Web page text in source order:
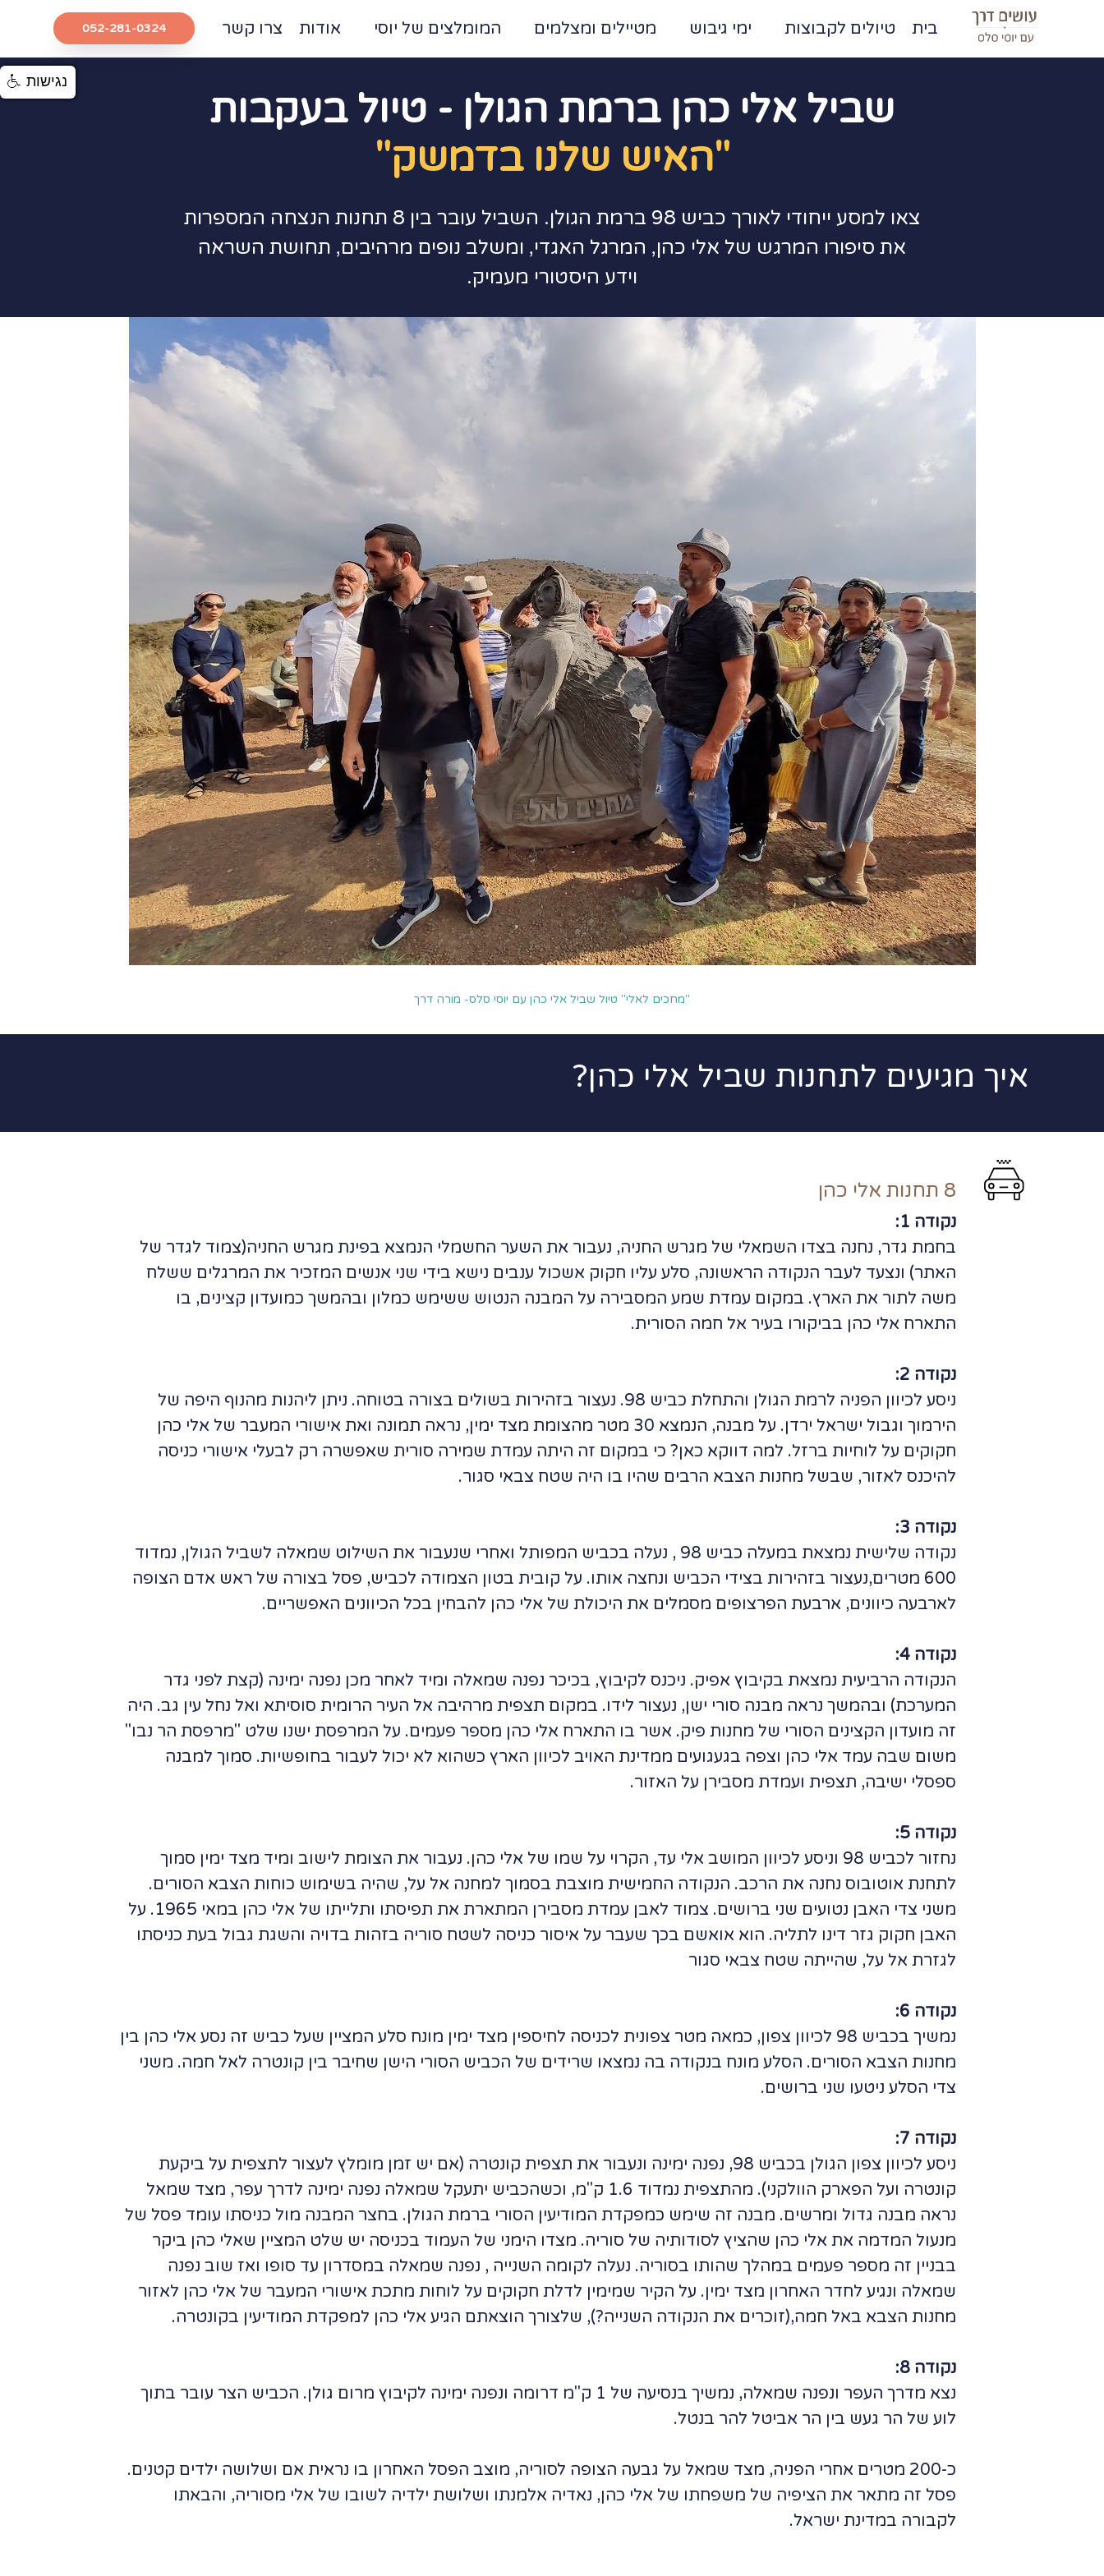
בית טיולים לקבוצות ימי גיבוש מטיילים ומצלמים המומלצים של יוסי אודות צרו קשר 052-281-0324
שביל אלי כהן ברמת הגולן - טיול בעקבות
"האיש שלנו בדמשק"
צאו למסע ייחודי לאורך כביש 98 ברמת הגולן. השביל עובר בין 8 תחנות הנצחה המספרות
את סיפורו המרגש של אלי כהן, המרגל האגדי, ומשלב נופים מרהיבים, תחושת השראה
וידע היסטורי מעמיק.
"מחכים לאלי" טיול שביל אלי כהן עם יוסי סלס- מורה דרך
איך מגיעים לתחנות שביל אלי כהן?
8 תחנות אלי כהן
נקודה 1:
בחמת גדר, נחנה בצדו השמאלי של מגרש החניה, נעבור את השער החשמלי הנמצא בפינת מגרש החניה(צמוד לגדר של
האתר) ונצעד לעבר הנקודה הראשונה, סלע עליו חקוק אשכול ענבים נישא בידי שני אנשים המזכיר את המרגלים ששלח
משה לתור את הארץ. במקום עמדת שמע המסבירה על המבנה הנטוש ששימש כמלון ובהמשך כמועדון קצינים, בו
התארח אלי כהן בביקורו בעיר אל חמה הסורית.
נקודה 2:
ניסע לכיוון הפניה לרמת הגולן והתחלת כביש 98. נעצור בזהירות בשולים בצורה בטוחה. ניתן ליהנות מהנוף היפה של
הירמוך וגבול ישראל ירדן. על מבנה, הנמצא 30 מטר מהצומת מצד ימין, נראה תמונה ואת אישורי המעבר של אלי כהן
חקוקים על לוחיות ברזל. למה דווקא כאן? כי במקום זה היתה עמדת שמירה סורית שאפשרה רק לבעלי אישורי כניסה
להיכנס לאזור, שבשל מחנות הצבא הרבים שהיו בו היה שטח צבאי סגור.
נקודה 3:
נקודה שלישית נמצאת במעלה כביש 98 , נעלה בכביש המפותל ואחרי שנעבור את השילוט שמאלה לשביל הגולן, נמדוד
600 מטרים,נעצור בזהירות בצידי הכביש ונחצה אותו. על קובית בטון הצמודה לכביש, פסל בצורה של ראש אדם הצופה
לארבעה כיוונים, ארבעת הפרצופים מסמלים את היכולת של אלי כהן להבחין בכל הכיוונים האפשריים.
נקודה 4:
הנקודה הרביעית נמצאת בקיבוץ אפיק. ניכנס לקיבוץ, בכיכר נפנה שמאלה ומיד לאחר מכן נפנה ימינה (קצת לפני גדר
המערכת) ובהמשך נראה מבנה סורי ישן, נעצור לידו. במקום תצפית מרהיבה אל העיר הרומית סוסיתא ואל נחל עין גב. היה
זה מועדון הקצינים הסורי של מחנות פיק. אשר בו התארח אלי כהן מספר פעמים. על המרפסת ישנו שלט "מרפסת הר נבו"
משום שבה עמד אלי כהן וצפה בגעגועים ממדינת האויב לכיוון הארץ כשהוא לא יכול לעבור בחופשיות. סמוך למבנה
ספסלי ישיבה, תצפית ועמדת מסבירן על האזור.
נקודה 5:
נחזור לכביש 98 וניסע לכיוון המושב אלי עד, הקרוי על שמו של אלי כהן. נעבור את הצומת לישוב ומיד מצד ימין סמוך
לתחנת אוטובוס נחנה את הרכב. הנקודה החמישית מוצבת בסמוך למחנה אל על, שהיה בשימוש כוחות הצבא הסורים.
משני צדי האבן נטועים שני ברושים. צמוד לאבן עמדת מסבירן המתארת את תפיסתו ותלייתו של אלי כהן במאי 1965. על
האבן חקוק גזר דינו לתליה. הוא אואשם בכך שעבר על איסור כניסה לשטח סוריה בזהות בדויה והשגת גבול בעת כניסתו
לגזרת אל על, שהייתה שטח צבאי סגור
נקודה 6:
נמשיך בכביש 98 לכיוון צפון, כמאה מטר צפונית לכניסה לחיספין מצד ימין מונח סלע המציין שעל כביש זה נסע אלי כהן בין
מחנות הצבא הסורים. הסלע מונח בנקודה בה נמצאו שרידים של הכביש הסורי הישן שחיבר בין קונטרה לאל חמה. משני
צדי הסלע ניטעו שני ברושים.
נקודה 7:
ניסע לכיוון צפון הגולן בכביש 98, נפנה ימינה ונעבור את תצפית קונטרה (אם יש זמן מומלץ לעצור לתצפית על ביקעת
קונטרה ועל הפארק הוולקני). מהתצפית נמדוד 1.6 ק"מ, וכשהכביש יתעקל שמאלה נפנה ימינה לדרך עפר, מצד שמאל
נראה מבנה גדול ומרשים. מבנה זה שימש כמפקדת המודיעין הסורי ברמת הגולן. בחצר המבנה מול כניסתו עומד פסל של
מנעול המדמה את אלי כהן שהציץ לסודותיה של סוריה. מצדו הימני של העמוד בכניסה יש שלט המציין שאלי כהן ביקר
בבניין זה מספר פעמים במהלך שהותו בסוריה. נעלה לקומה השנייה , נפנה שמאלה במסדרון עד סופו ואז שוב נפנה
שמאלה ונגיע לחדר האחרון מצד ימין. על הקיר שמימין לדלת חקוקים על לוחות מתכת אישורי המעבר של אלי כהן לאזור
מחנות הצבא באל חמה,(זוכרים את הנקודה השנייה?), שלצורך הוצאתם הגיע אלי כהן למפקדת המודיעין בקונטרה.
נקודה 8:
נצא מדרך העפר ונפנה שמאלה, נמשיך בנסיעה של 1 ק"מ דרומה ונפנה ימינה לקיבוץ מרום גולן. הכביש הצר עובר בתוך
לוע של הר געש בין הר אביטל להר בנטל.
כ-200 מטרים אחרי הפניה, מצד שמאל על גבעה הצופה לסוריה, מוצב הפסל האחרון בו נראית אם ושלושה ילדים קטנים.
פסל זה מתאר את הציפיה של משפחתו של אלי כהן, נאדיה אלמנתו ושלושת ילדיה לשובו של אלי מסוריה, והבאתו
לקבורה במדינת ישראל.
נגישות